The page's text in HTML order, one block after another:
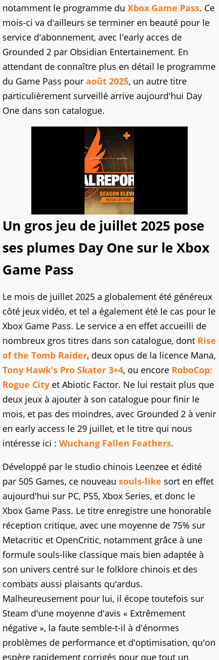
notamment le programme du Xbox Game Pass. Ce
mois-ci va d'ailleurs se terminer en beauté pour le
service d'abonnement, avec l'early acces de
Grounded 2 par Obsidian Entertainement. En
attendant de connaître plus en détail le programme
du Game Pass pour août 2025, un autre titre
particulièrement surveillé arrive aujourd'hui Day
One dans son catalogue.
Un gros jeu de juillet 2025 pose
ses plumes Day One sur le Xbox
Game Pass
Le mois de juillet 2025 a globalement été généreux
côté jeux vidéo, et tel a également été le cas pour le
Xbox Game Pass. Le service a en effet accueilli de
nombreux gros titres dans son catalogue, dont Rise
of the Tomb Raider, deux opus de la licence Mana,
Tony Hawk's Pro Skater 3+4, ou encore RoboCop:
Rogue City et Abiotic Factor. Ne lui restait plus que
deux jeux à ajouter à son catalogue pour finir le
mois, et pas des moindres, avec Grounded 2 à venir
en early access le 29 juillet, et le titre qui nous
intéresse ici : Wuchang Fallen Feathers.
Développé par le studio chinois Leenzee et édité
par 505 Games, ce nouveau souls-like sort en effet
aujourd'hui sur PC, PS5, Xbox Series, et donc le
Xbox Game Pass. Le titre enregistre une honorable
réception critique, avec une moyenne de 75% sur
Metacritic et OpenCritic, notamment grâce à une
formule souls-like classique mais bien adaptée à
son univers centré sur le folklore chinois et des
combats aussi plaisants qu'ardus.
Malheureusement pour lui, il écope toutefois sur
Steam d'une moyenne d'avis « Extrêmement
négative », la faute semble-t-il à d'énormes
problèmes de performance et d'optimisation, qu'on
espère rapidement corrigés pour que tout un